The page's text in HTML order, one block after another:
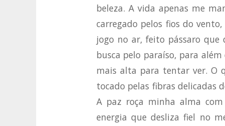
beleza. A vida apenas me
carregado pelos fios do
jogo no ar, feito pássaro que
busca pelo paraíso, para
mais alta para tentar ver. O
tocado pelas fibras delicadas
A paz roça minha alma
energia que desliza fiel no